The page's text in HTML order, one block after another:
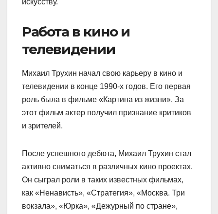
Работа в кино и
телевидении
Михаил Трухин начал свою карьеру в кино и
телевидении в конце 1990-х годов. Его первая
роль была в фильме «Картина из жизни». За
этот фильм актер получил признание критиков
и зрителей.
После успешного дебюта, Михаил Трухин стал
активно сниматься в различных кино проектах.
Он сыграл роли в таких известных фильмах,
как «Ненависть», «Стратегия», «Москва. Три
вокзала», «Юрка», «Дежурный по стране»,